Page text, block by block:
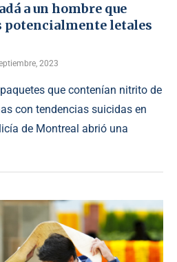
a un hombre que
potencialmente letales
2023
que contenían nitrito de
con tendencias suicidas en
de Montreal abrió una